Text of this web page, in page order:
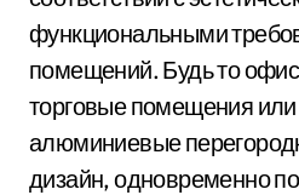
функциональными
помещений. Будь то
торговые помещения
алюминиевые
дизайн, одновременно